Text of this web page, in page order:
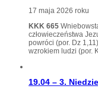
17 maja 2026 roku
KKK 665
człowieczeństwa
powróci (por. Dz
wzrokiem ludzi (por.
19.04 – 3.